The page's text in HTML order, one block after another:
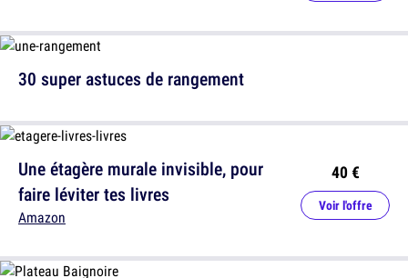
30 super astuces de rangement
Une étagère murale invisible, pour
faire léviter tes livres
Amazon
40 €
Voir l'offre